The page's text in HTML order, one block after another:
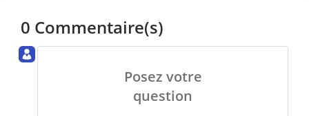
0 Commentaire(s)
Posez votre
question